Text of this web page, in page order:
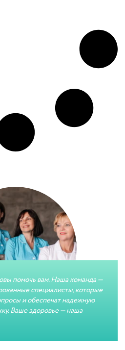
помочь вам. Наша команда —
специалисты, которые
и обеспечат надежную
Ваше здоровье — наша